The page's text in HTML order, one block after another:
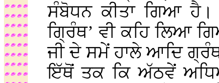
ਸੰਬੋਧਨ ਕੀਤਾ ਗਿਆ
ਗ੍ਰਿੰਥ’ ਵੀ ਕਹਿ ਲਿਆ
ਜੀ ਦੇ ਸਮੇਂ ਹਾਲੇ ਆਦਿ
ਇੱਥੋਂ ਤਕ ਕਿ ਅੱਠਵੇਂ